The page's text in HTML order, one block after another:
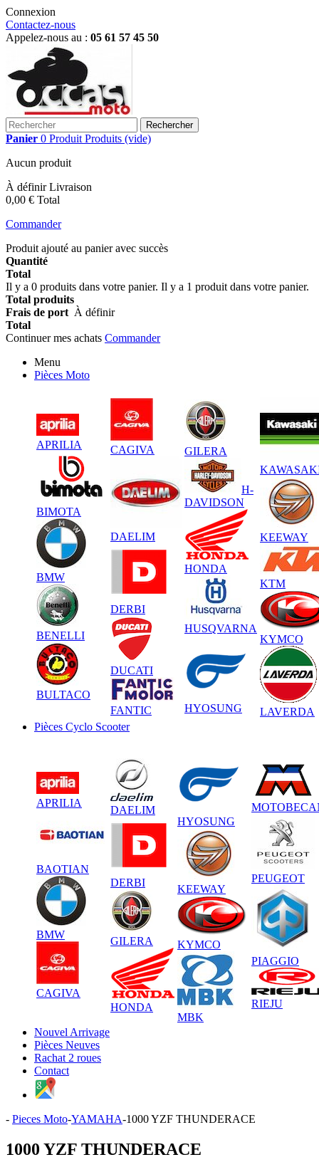
Connexion
Contactez-nous
Appelez-nous au : 05 61 57 45 50
Rechercher
Panier 0 Produit Produits (vide)
Aucun produit
À définir Livraison
0,00 € Total
Commander
Produit ajouté au panier avec succès
Quantité
Total
Il y a 0 produits dans votre panier. Il y a 1 produit dans votre panier.
Total produits
Frais de port À définir
Total
Continuer mes achats Commander
Menu
Pièces Moto
APRILIA
BIMOTA
BMW
BENELLI
BULTACO
CAGIVA
DAELIM
DERBI
DUCATI
FANTIC
GILERA
H-
DAVIDSON
HONDA
HUSQVARNA
HYOSUNG
KEEWAY
KTM
KYMCO
LAVERDA
Pièces Cyclo Scooter
APRILIA
BAOTIAN
BMW
CAGIVA
DAELIM
DERBI
GILERA
HONDA
HYOSUNG
KEEWAY
KYMCO
MBK
PEUGEOT
PIAGGIO
RIEJU
Nouvel Arrivage
Pièces Neuves
Rachat 2 roues
Contact
- Pieces Moto-YAMAHA-1000 YZF THUNDERACE
1000 YZF THUNDERACE